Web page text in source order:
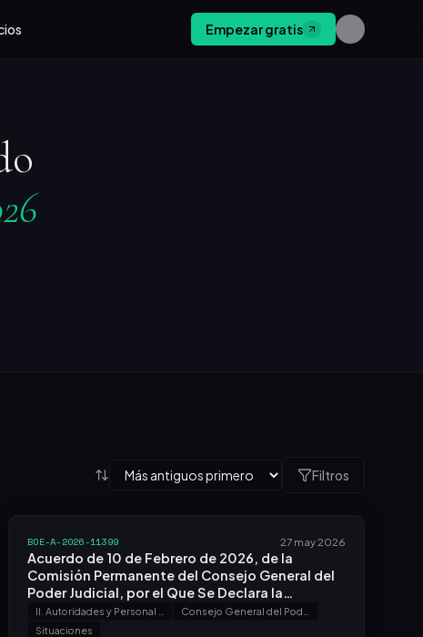
Empezar gratis
Filtros
BOE-A-2026-11399 27 may 2026
Acuerdo de 10 de Febrero de 2026, de la
Comisión Permanente del Consejo General del
Poder Judicial, por el Que Se Declara la
Jubilación Forzosa del Magistrado Don Ángel
Márquez Romero.
Situaciones